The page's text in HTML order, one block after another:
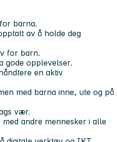
barna.
av å holde deg
for barn.
gode opplevelser.
en aktiv
med barna inne, ute og på
vær.
med andre mennesker i alle